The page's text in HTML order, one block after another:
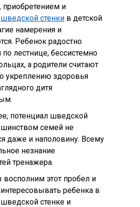
и
шведской стенки в детской
намерения и
Ребенок радостно
по лестнице, бессистемно
а родители считают
укреплению здоровья
дитя
потенциал шведской
семей не
даже и наполовину. Всему
незнание
тренажера.
восполним этот пробел и
ребенка в
шведской стенке и